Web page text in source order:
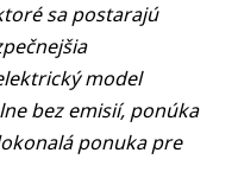
sa postarajú
model
bez emisií, ponúka
ponuka pre